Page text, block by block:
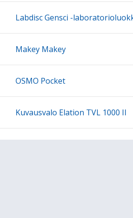
Labdisc Gensci -
Makey Makey
OSMO Pocket
Kuvausvalo Elation TVL 1000 II